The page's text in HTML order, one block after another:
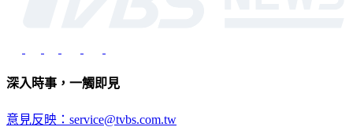
深入時事，一觸即見
意見反映：service@tvbs.com.tw